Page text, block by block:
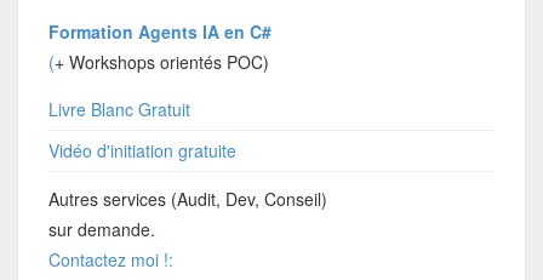
Formation Agents IA en C#
(+ Workshops orientés POC)
Livre Blanc Gratuit
Vidéo d'initiation gratuite
Autres services (Audit, Dev, Conseil)
sur demande.
Contactez moi !: